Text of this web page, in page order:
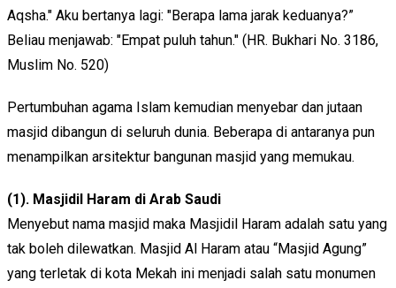
Aqsha." Aku bertanya lagi: "Berapa lama jarak keduanya?”
Beliau menjawab: "Empat puluh tahun." (HR. Bukhari No. 3186,
Muslim No. 520)
Pertumbuhan agama Islam kemudian menyebar dan jutaan
masjid dibangun di seluruh dunia. Beberapa di antaranya pun
menampilkan arsitektur bangunan masjid yang memukau.
(1). Masjidil Haram di Arab Saudi
Menyebut nama masjid maka Masjidil Haram adalah satu yang
tak boleh dilewatkan. Masjid Al Haram atau “Masjid Agung”
yang terletak di kota Mekah ini menjadi salah satu monumen